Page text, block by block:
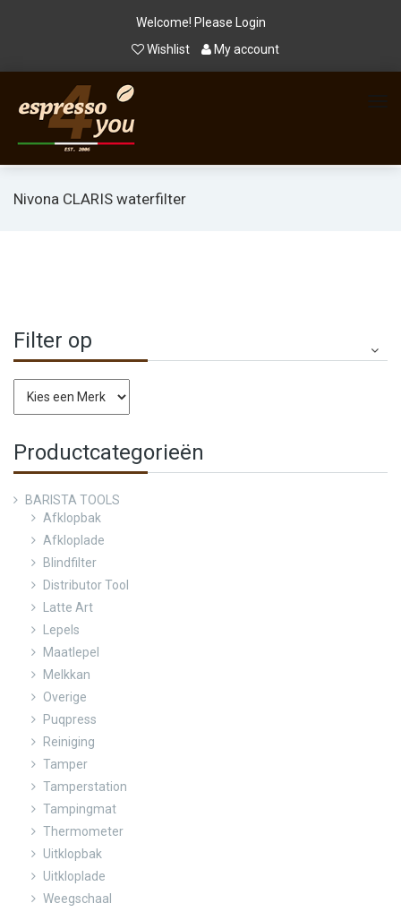
Welcome! Please
Login
Wishlist
My account
Nivona CLARIS waterfilter
Filter op
Productcategorieën
BARISTA TOOLS
Afklopbak
Afkloplade
Blindfilter
Distributor Tool
Latte Art
Lepels
Maatlepel
Melkkan
Overige
Puqpress
Reiniging
Tamper
Tamperstation
Tampingmat
Thermometer
Uitklopbak
Uitkloplade
Weegschaal